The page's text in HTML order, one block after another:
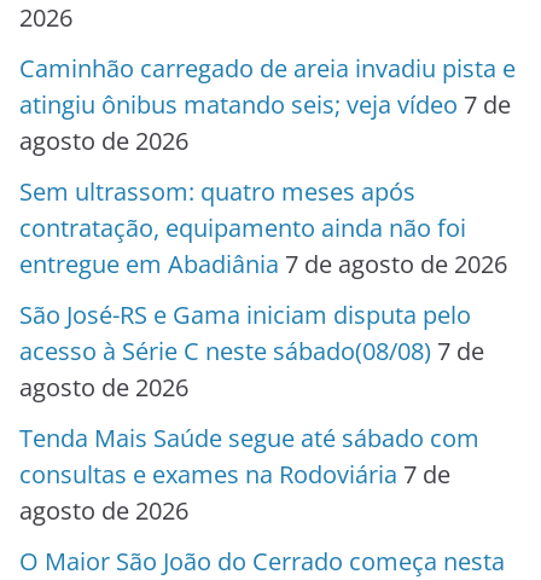
2026
Caminhão carregado de areia invadiu pista e
atingiu ônibus matando seis; veja vídeo 7 de
agosto de 2026
Sem ultrassom: quatro meses após
contratação, equipamento ainda não foi
entregue em Abadiânia 7 de agosto de 2026
São José-RS e Gama iniciam disputa pelo
acesso à Série C neste sábado(08/08) 7 de
agosto de 2026
Tenda Mais Saúde segue até sábado com
consultas e exames na Rodoviária 7 de
agosto de 2026
O Maior São João do Cerrado começa nesta